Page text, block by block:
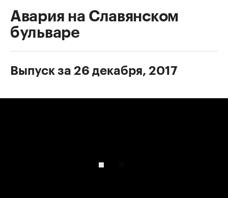
Авария на Славянском
бульваре
Выпуск за 26 декабря, 2017